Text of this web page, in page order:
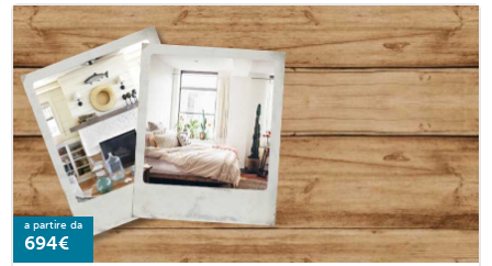
a partire da
694€